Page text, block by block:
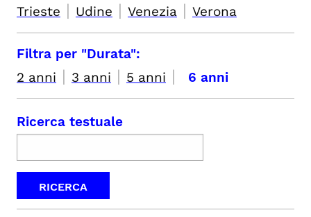
Trieste | Udine | Venezia | Verona
Filtra per "Durata":
2 anni | 3 anni | 5 anni | 6 anni
Ricerca testuale